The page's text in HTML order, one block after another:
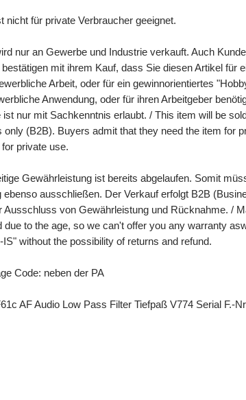
nicht für private Verbraucher geeignet.
nur an Gewerbe und Industrie verkauft. Auch
mit ihrem Kauf, dass Sie diesen Artikel für
Arbeit, oder für ein gewinnorientiertes
Anwendung, oder für ihren Arbeitgeber
ist nur mit Sachkenntnis erlaubt. / This item will be
only (B2B). Buyers admit that they need the item for
private use.
Gewährleistung ist bereits abgelaufen. Somit
ebenso ausschließen. Der Verkauf erfolgt B2B
Ausschluss von Gewährleistung und Rücknahme. /
due to the age, so we can't offer you any warranty
without the possibility of returns and refund.
Code: neben der PA
AF Audio Low Pass Filter Tiefpaß V774 Serial F.-